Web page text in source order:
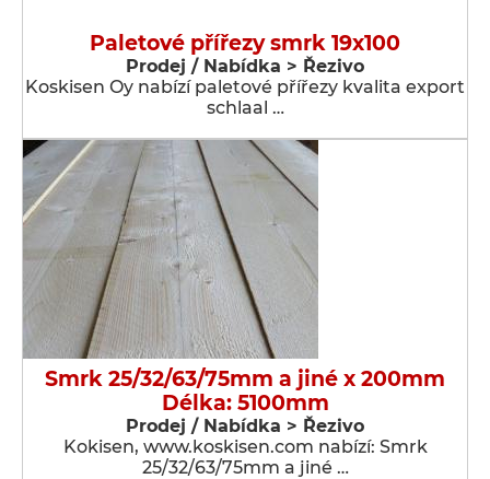
Paletové přířezy smrk 19x100
Prodej / Nabídka > Řezivo
Koskisen Oy nabízí paletové přířezy kvalita export
schlaal …
Smrk 25/32/63/75mm a jiné x 200mm
Délka: 5100mm
Prodej / Nabídka > Řezivo
Kokisen, www.koskisen.com nabízí: Smrk
25/32/63/75mm a jiné …